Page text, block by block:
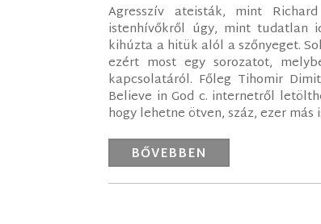
Agresszív ateisták, mint
istenhívőkről úgy, mint tudatlan
kihúzta a hitük alól a szőnyeget.
ezért most egy sorozatot,
kapcsolatáról. Főleg Tihomir
Believe in God c. internetről
hogy lehetne ötven, száz, ezer
BŐVEBBEN